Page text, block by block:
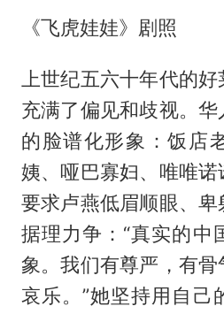
《飞虎娃娃》剧照
上世纪五六十年代的
充满了偏见和歧视。
的脸谱化形象：饭店
姨、哑巴寡妇、唯唯
要求卢燕低眉顺眼、
据理力争：“真实的中
象。我们有尊严，有
哀乐。”她坚持用自己